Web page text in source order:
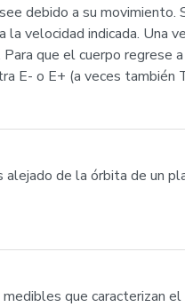
debido a su
velocidad indicada. Una
que el cuerpo
E- o E+ (a veces también
de la órbita de un
que caracterizan